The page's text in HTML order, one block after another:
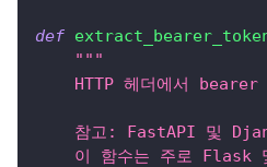
def
"""
HTTP 헤더에서 bearer
참고: FastAPI 및
이 함수는 주로 Flask